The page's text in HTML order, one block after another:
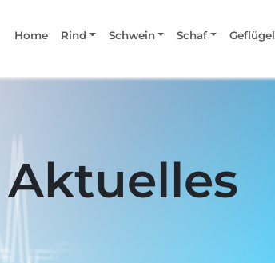
Home Rind Schwein Schaf Geflügel
Aktuelles